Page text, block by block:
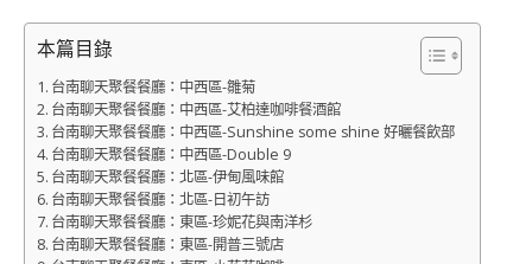
本篇目錄
台南聊天聚餐餐廳：中西區-雛菊
台南聊天聚餐餐廳：中西區-艾柏達咖啡餐酒館
台南聊天聚餐餐廳：中西區-Sunshine some shine 好曬餐飲部
台南聊天聚餐餐廳：中西區-Double 9
台南聊天聚餐餐廳：北區-伊甸風味館
台南聊天聚餐餐廳：北區-日初午訪
台南聊天聚餐餐廳：東區-珍妮花與南洋杉
台南聊天聚餐餐廳：東區-開普三號店